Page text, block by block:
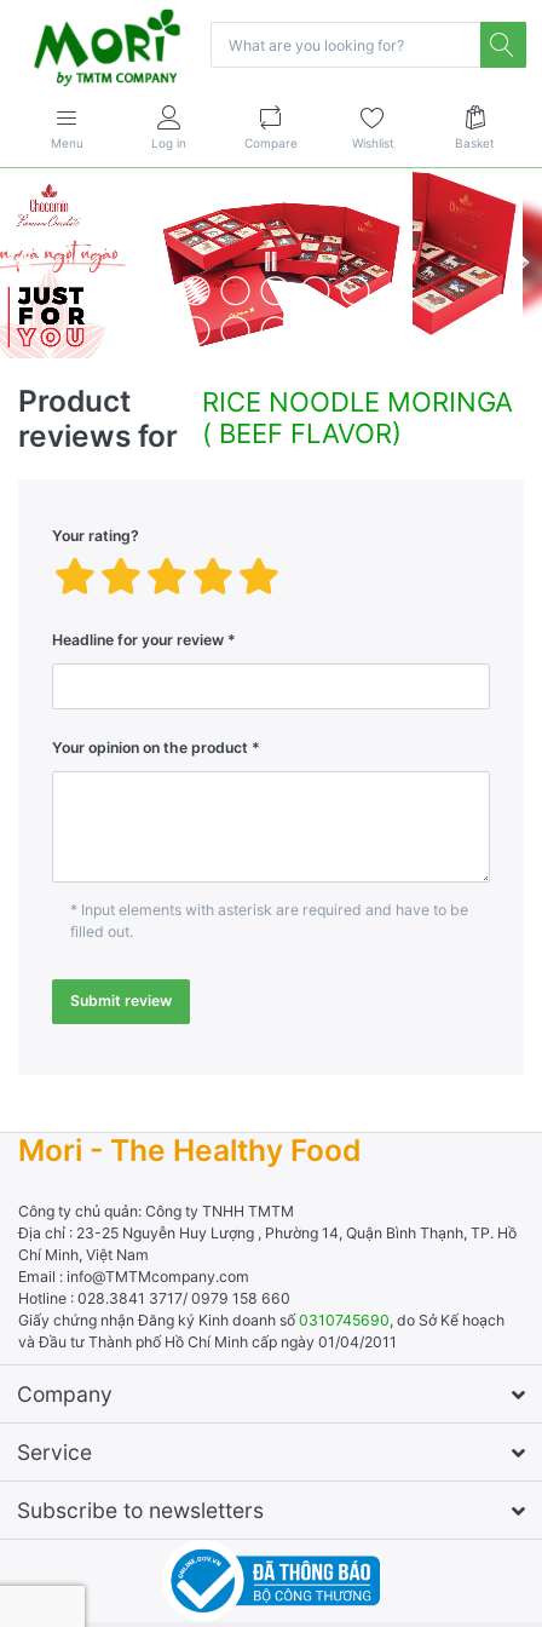
Menu Log in Compare Wishlist Basket
Product
reviews for
RICE NOODLE MORINGA
( BEEF FLAVOR)
Your rating?
Headline for your review
Your opinion on the product
* Input elements with asterisk are required and have to be
filled out.
Submit review
Mori - The Healthy Food
Công ty chủ quản: Công ty TNHH TMTM
Địa chỉ : 23-25 Nguyễn Huy Lượng , Phường 14, Quận Bình Thạnh, TP. Hồ
Chí Minh, Việt Nam
Email : info@TMTMcompany.com
Hotline : 028.3841 3717/ 0979 158 660
Giấy chứng nhận Đăng ký Kinh doanh số0310745690, do Sở Kế hoạch
và Đầu tư Thành phố Hồ Chí Minh cấp ngày 01/04/2011
Company
Service
Subscribe to newsletters